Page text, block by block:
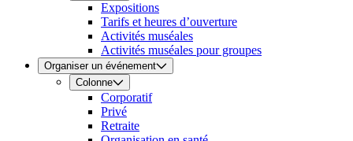
Expositions
Tarifs et heures d’ouverture
Activités muséales
Activités muséales pour groupes
Organiser un événement
Colonne
Corporatif
Privé
Retraite